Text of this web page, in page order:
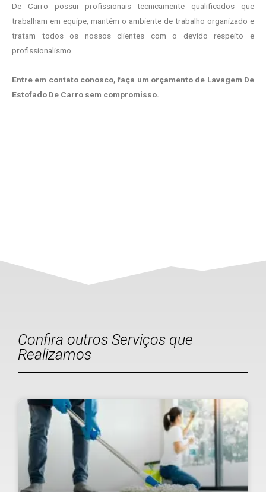
De Carro possui profissionais tecnicamente qualificados que
trabalham em equipe, mantém o ambiente de trabalho organizado e
tratam todos os nossos clientes com o devido respeito e
profissionalismo.
Entre em contato conosco, faça um orçamento de Lavagem De
Estofado De Carro sem compromisso.
Confira outros Serviços que
Realizamos